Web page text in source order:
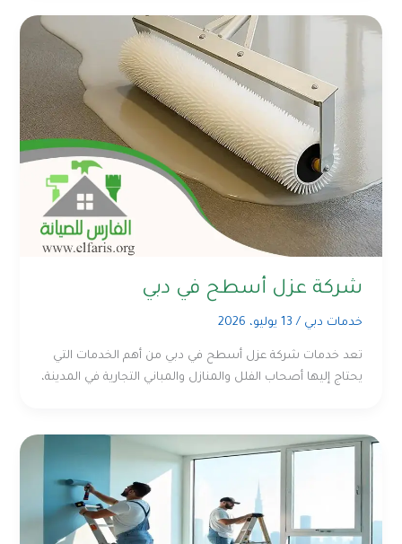
شركة عزل أسطح في دبي
خدمات دبي / 13 يوليو، 2026
تعد خدمات شركة عزل أسطح في دبي من أهم الخدمات التي
يحتاج إليها أصحاب الفلل والمنازل والمباني التجارية في المدينة،